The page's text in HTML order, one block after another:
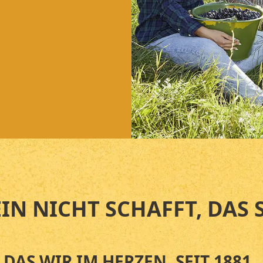
NICHT SCHAFFT, DAS